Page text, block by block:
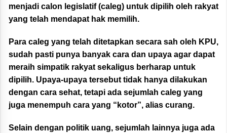
menjadi calon legislatif (caleg) untuk dipilih oleh rakyat
yang telah mendapat hak memilih.
Para caleg yang telah ditetapkan secara sah oleh KPU,
sudah pasti punya banyak cara dan upaya agar dapat
meraih simpatik rakyat sekaligus berharap untuk
dipilih. Upaya-upaya tersebut tidak hanya dilakukan
dengan cara sehat, tetapi ada sejumlah caleg yang
juga menempuh cara yang “kotor”, alias curang.
Selain dengan politik uang, sejumlah lainnya juga ada